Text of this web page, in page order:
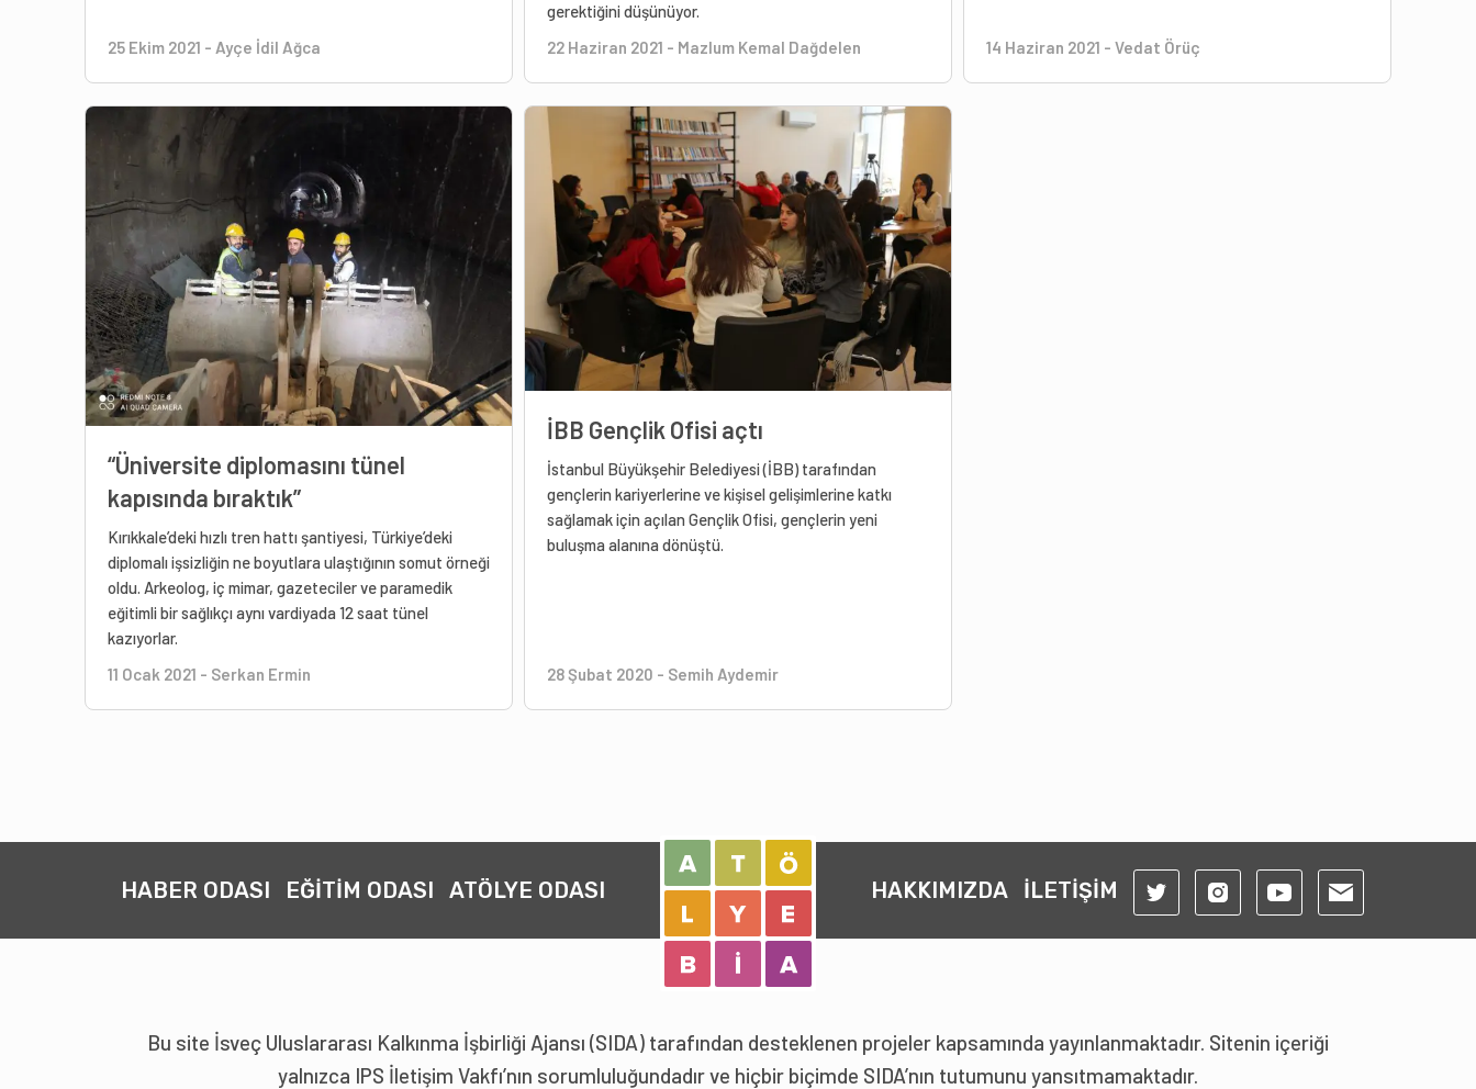
25 Ekim 2021 - Ayçe İdil Ağca
gerektiğini düşünüyor.
22 Haziran 2021 - Mazlum Kemal Dağdelen 14 Haziran 2021 - Vedat Örüç
“Üniversite diplomasını tünel
kapısında bıraktık”
Kırıkkale’deki hızlı tren hattı şantiyesi, Türkiye’deki
diplomalı işsizliğin ne boyutlara ulaştığının somut örneği
oldu. Arkeolog, iç mimar, gazeteciler ve paramedik
eğitimli bir sağlıkçı aynı vardiyada 12 saat tünel
kazıyorlar.
11 Ocak 2021 - Serkan Ermin
İBB Gençlik Ofisi açtı
İstanbul Büyükşehir Belediyesi (İBB) tarafından
gençlerin kariyerlerine ve kişisel gelişimlerine katkı
sağlamak için açılan Gençlik Ofisi, gençlerin yeni
buluşma alanına dönüştü.
28 Şubat 2020 - Semih Aydemir
HABER ODASI EĞİTİM ODASI ATÖLYE ODASI HAKKIMIZDA İLETİŞİM
Bu site İsveç Uluslararası Kalkınma İşbirliği Ajansı (SIDA) tarafından desteklenen projeler kapsamında yayınlanmaktadır. Sitenin içeriği
yalnızca IPS İletişim Vakfı’nın sorumluluğundadır ve hiçbir biçimde SIDA’nın tutumunu yansıtmamaktadır.